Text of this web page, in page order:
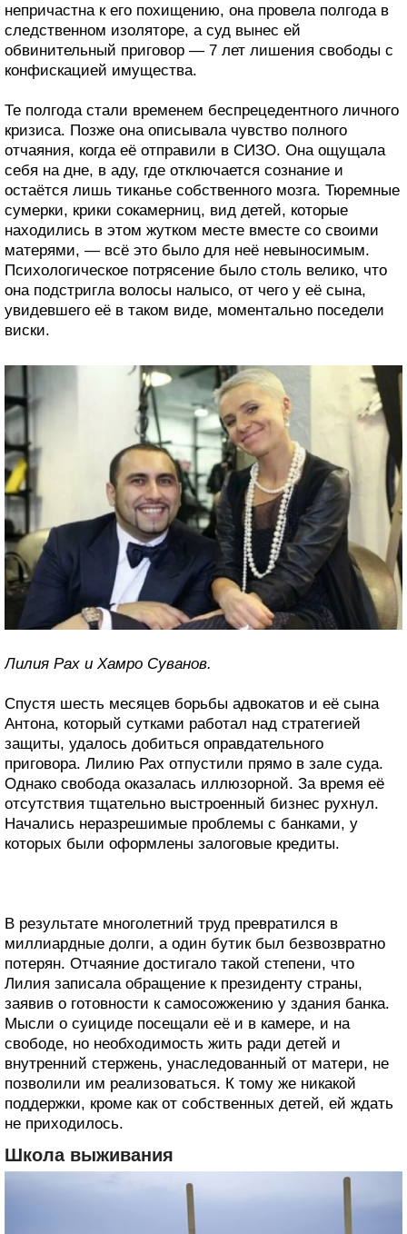
непричастна к его похищению, она провела полгода в
следственном изоляторе, а суд вынес ей
обвинительный приговор — 7 лет лишения свободы с
конфискацией имущества.
Те полгода стали временем беспрецедентного личного
кризиса. Позже она описывала чувство полного
отчаяния, когда её отправили в СИЗО. Она ощущала
себя на дне, в аду, где отключается сознание и
остаётся лишь тиканье собственного мозга. Тюремные
сумерки, крики сокамерниц, вид детей, которые
находились в этом жутком месте вместе со своими
матерями, — всё это было для неё невыносимым.
Психологическое потрясение было столь велико, что
она подстригла волосы налысо, от чего у её сына,
увидевшего её в таком виде, моментально поседели
виски.
Лилия Рах и Хамро Суванов.
Спустя шесть месяцев борьбы адвокатов и её сына
Антона, который сутками работал над стратегией
защиты, удалось добиться оправдательного
приговора. Лилию Рах отпустили прямо в зале суда.
Однако свобода оказалась иллюзорной. За время её
отсутствия тщательно выстроенный бизнес рухнул.
Начались неразрешимые проблемы с банками, у
которых были оформлены залоговые кредиты.
В результате многолетний труд превратился в
миллиардные долги, а один бутик был безвозвратно
потерян. Отчаяние достигало такой степени, что
Лилия записала обращение к президенту страны,
заявив о готовности к самосожжению у здания банка.
Мысли о суициде посещали её и в камере, и на
свободе, но необходимость жить ради детей и
внутренний стержень, унаследованный от матери, не
позволили им реализоваться. К тому же никакой
поддержки, кроме как от собственных детей, ей ждать
не приходилось.
Школа выживания